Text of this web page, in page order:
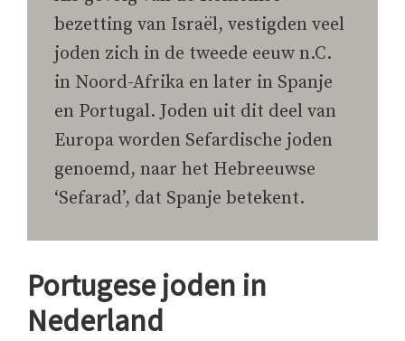
bezetting van Israël, vestigden veel
joden zich in de tweede eeuw n.C.
in Noord-Afrika en later in Spanje
en Portugal. Joden uit dit deel van
Europa worden Sefardische joden
genoemd, naar het Hebreeuwse
‘Sefarad’, dat Spanje betekent.
Portugese joden in
Nederland